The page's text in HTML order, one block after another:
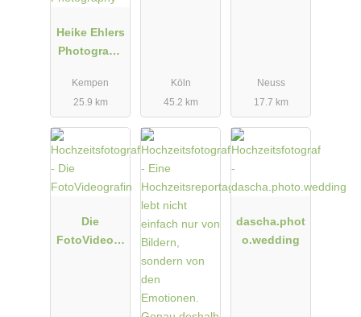
Heike Ehlers
Photograph
Kempen
25.9 km
Köln
45.2 km
Neuss
17.7 km
Die
FotoVideogr
dascha.phot
o.wedding